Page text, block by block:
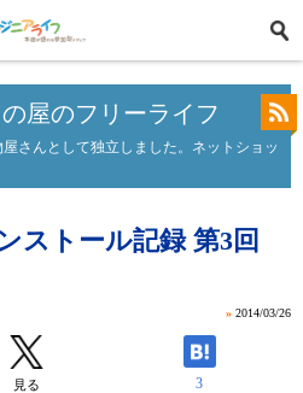
屋のフリーライフ
さんとして独立しました。ネットショッ
ストール記録 第3回
» 2014/03/26
見る 3